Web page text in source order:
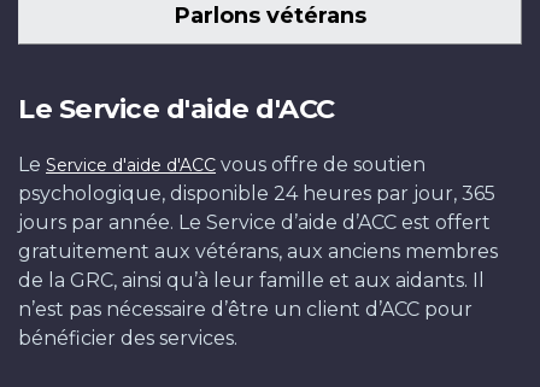
Parlons vétérans
Le Service d'aide d'ACC
Le Service d'aide d'ACC vous offre de soutien
psychologique, disponible 24 heures par jour, 365
jours par année. Le Service d’aide d’ACC est offert
gratuitement aux vétérans, aux anciens membres
de la GRC, ainsi qu’à leur famille et aux aidants. Il
n’est pas nécessaire d’être un client d’ACC pour
bénéficier des services.